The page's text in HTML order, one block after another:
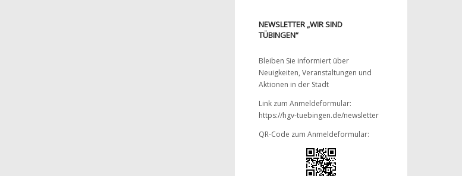
NEWSLETTER „WIR SIND
TÜBINGEN“
Bleiben Sie informiert über
Neuigkeiten, Veranstaltungen und
Aktionen in der Stadt
Link zum Anmeldeformular:
https://hgv-tuebingen.de/newsletter
QR-Code zum Anmeldeformular: